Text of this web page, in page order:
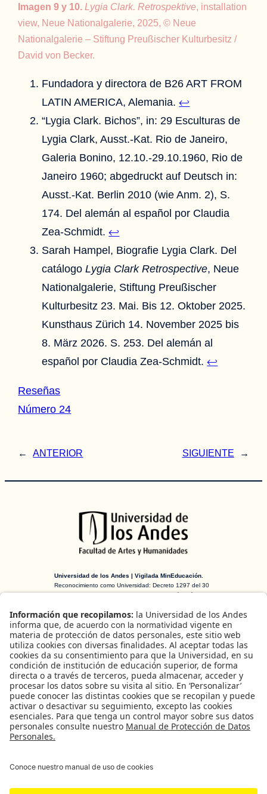
Imagen 9 y 10. Lygia Clark. Retrospektive , installation
view, Neue Nationalgalerie, 2025, © Neue
Nationalgalerie – Stiftung Preußischer Kulturbesitz /
David von Becker.
Fundadora y directora de B26 ART FROM
LATIN AMERICA, Alemania.↩︎
“Lygia Clark. Bichos”, in: 29 Esculturas de
Lygia Clark, Ausst.-Kat. Rio de Janeiro,
Galeria Bonino, 12.10.-29.10.1960, Rio de
Janeiro 1960; abgedruckt auf Deutsch in:
Ausst.-Kat. Berlin 2010 (wie Anm. 2), S.
174. Del alemán al español por Claudia
Zea-Schmidt.↩︎
Sarah Hampel, Biografie Lygia Clark. Del
catálogo Lygia Clark Retrospective, Neue
Nationalgalerie, Stiftung Preußischer
Kulturbesitz 23. Mai. Bis 12. Oktober 2025.
Kunsthaus Zürich 14. November 2025 bis
8. März 2026. S. 253. Del alemán al
español por Claudia Zea-Schmidt.↩︎
Reseñas
Número 24
← ANTERIOR SIGUIENTE →
Universidad de los Andes | Vigilada MinEducación.
Reconocimiento como Universidad: Decreto 1297 del 30
de mayo de 1964. Reconocimiento personería jurídica:
H-ART Revista de historia, teoría y crítica
de artees una publicación arbitrada
creada en 2016 financiada por el
Departamento de Historia del Arte y la
Facultad de Artes y Humanidades de la
Universidad de los Andes (Bogotá,
Colombia).
s
Facebook InstagramX